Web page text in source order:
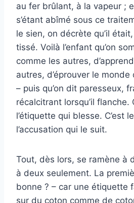
au fer brûlant, à la vapeur ;
s’étant abîmé sous ce
le sien, on décrète qu’il
tissé. Voilà l’enfant qu’on
comme les autres,
autres, d’éprouver le
– puis qu’on dit paresseux,
récalcitrant lorsqu’il flanche.
l’étiquette qui blesse. C’est
l’accusation qui le suit.
Tout, dès lors, se ramène à
à deux seulement. La
bonne ? – car une étiquette
sur du coton comme de